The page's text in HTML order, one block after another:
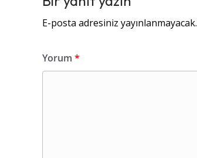
E-posta adresiniz yayınlanmayacak.
Yorum *